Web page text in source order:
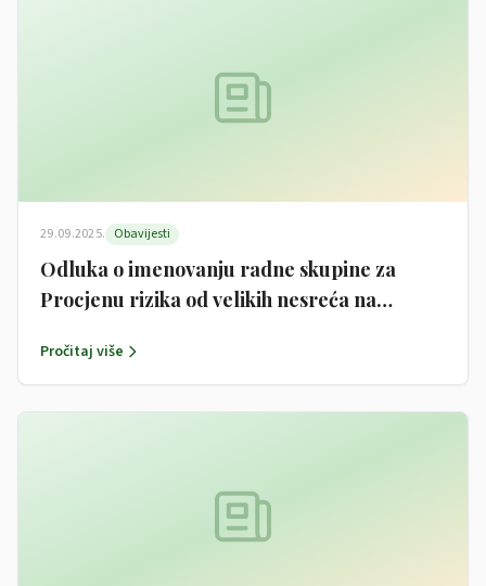
29.09.2025. Obavijesti
Odluka o imenovanju radne skupine za
Procjenu rizika od velikih nesreća na
Pročitaj više